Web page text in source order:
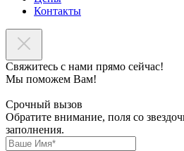
Контакты
Свяжитесь с нами прямо сейчас!
Мы поможем Вам!
Срочный вызов
Обратите внимание, поля со
заполнения.